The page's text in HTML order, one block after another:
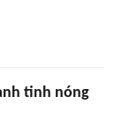
tinh nóng